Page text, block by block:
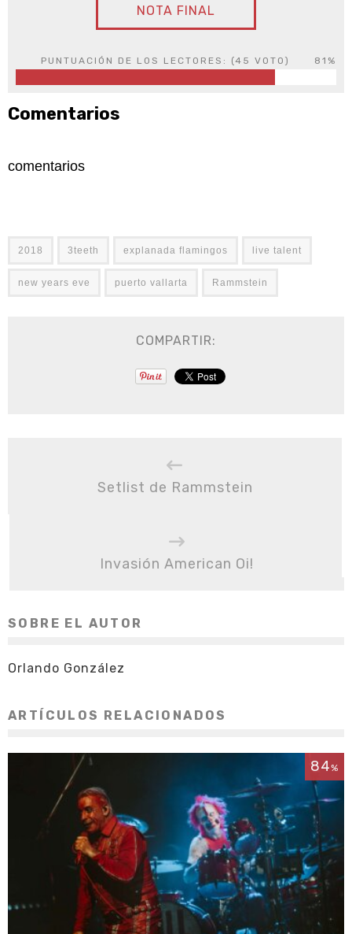
NOTA FINAL
PUNTUACIÓN DE LOS LECTORES: (45 VOTO) 81%
Comentarios
comentarios
2018 3teeth explanada flamingos live talent
new years eve puerto vallarta Rammstein
COMPARTIR:
Setlist de Rammstein
Invasión American Oi!
SOBRE EL AUTOR
Orlando González
ARTÍCULOS RELACIONADOS
84%